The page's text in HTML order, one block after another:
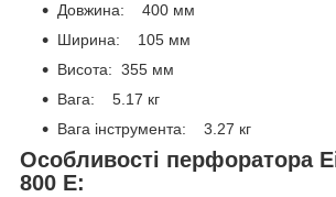
Довжина: 400 мм
Ширина: 105 мм
Висота: 355 мм
Вага: 5.17 кг
Вага інструмента: 3.27 кг
Особливості перфоратора
800 E: